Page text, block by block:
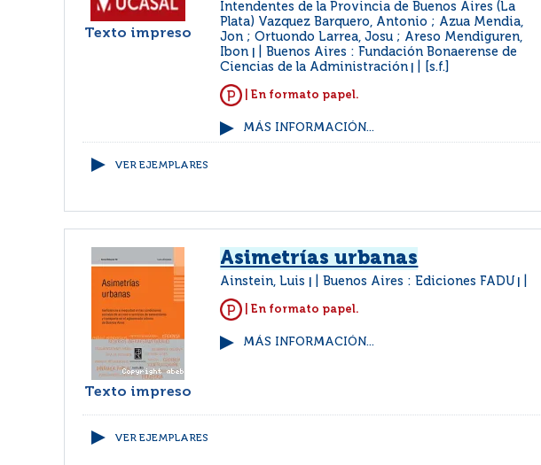
Texto impreso
Intendentes de la Provincia de Buenos Aires (La
Plata) Vazquez Barquero, Antonio ; Azua Mendia,
Jon ; Ortuondo Larrea, Josu ; Areso Mendiguren,
Ibon
Buenos Aires : Fundación Bonaerense de
Ciencias de la Administración
[s.f.]
| En formato papel.
MÁS INFORMACIÓN...
VER EJEMPLARES
Texto impreso
Asimetrías urbanas
Ainstein, Luis Buenos Aires : Ediciones FADU
| En formato papel.
MÁS INFORMACIÓN...
VER EJEMPLARES